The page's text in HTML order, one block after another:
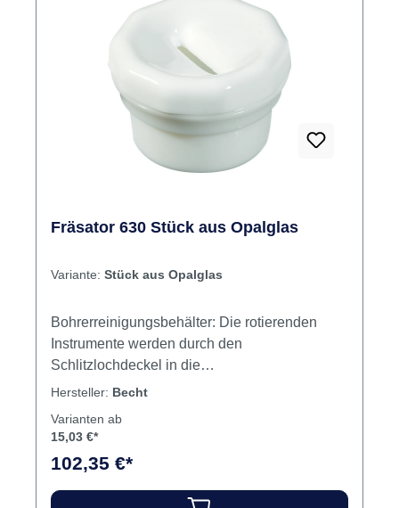
Fräsator 630 Stück aus Opalglas
Variante: Stück aus Opalglas
Bohrerreinigungsbehälter: Die rotierenden
Instrumente werden durch den
Schlitzlochdeckel in die
Desinfektionsflüssigkeit gelegt. Zum Abtropfen
hochgestellt werden. Tausendfach bewährt, ist
zeitgemäßer Desinfektion geworden. Inhalt
Opalglas komplett mit
Hersteller: Becht
Varianten ab
15,03 €*
102,35 €*